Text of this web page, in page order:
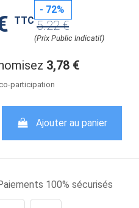
TTC
- 72%
5.22 €
(Prix Public Indicatif)
3,78 €
participation
Ajouter au panier
100% sécurisés